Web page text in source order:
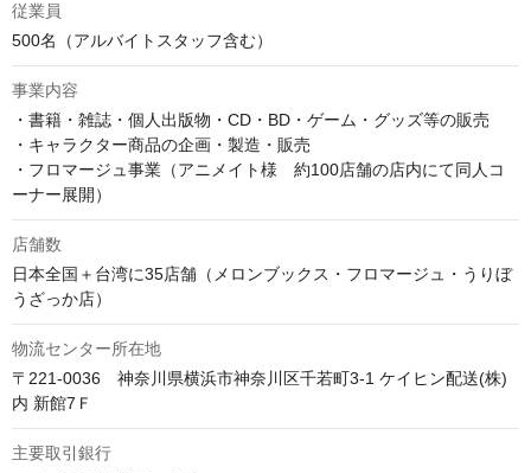
従業員
500名（アルバイトスタッフ含む）
事業内容
・書籍・雑誌・個人出版物・CD・BD・ゲーム・グッズ等の販売
・キャラクター商品の企画・製造・販売
・フロマージュ事業（アニメイト様　約100店舗の店内にて同人コ
ーナー展開）
店舗数
日本全国＋台湾に35店舗（メロンブックス・フロマージュ・うりぼ
うざっか店）
物流センター所在地
〒221-0036　神奈川県横浜市神奈川区千若町3-1 ケイヒン配送(株)
内 新館7Ｆ
主要取引銀行